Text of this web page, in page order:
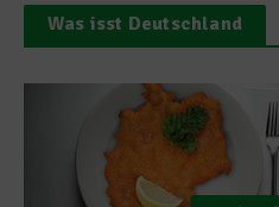
Was isst Deutschland